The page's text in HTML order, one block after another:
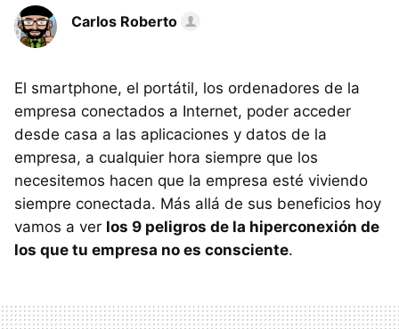
Carlos Roberto
El smartphone, el portátil, los ordenadores de la
empresa conectados a Internet, poder acceder
desde casa a las aplicaciones y datos de la
empresa, a cualquier hora siempre que los
necesitemos hacen que la empresa esté viviendo
siempre conectada. Más allá de sus beneficios hoy
vamos a ver los 9 peligros de la hiperconexión de
los que tu empresa no es consciente.